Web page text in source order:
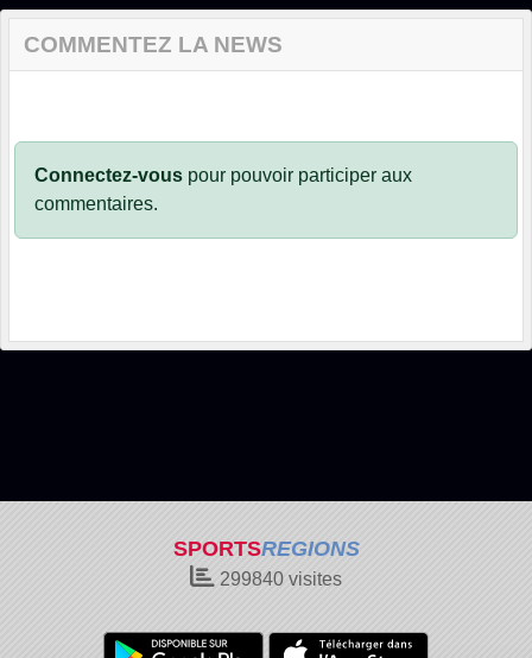
COMMENTEZ LA NEWS
Connectez-vous pour pouvoir participer aux
commentaires.
SPORTSREGIONS
299840 visites